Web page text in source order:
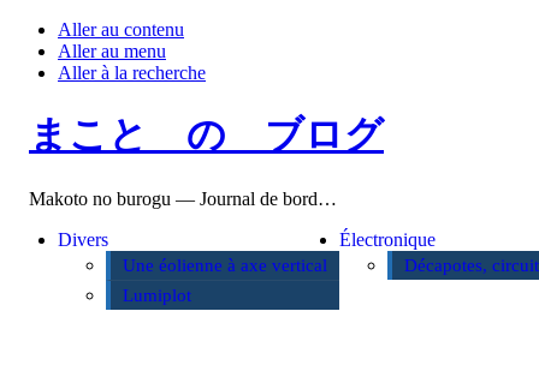
Aller au contenu
Aller au menu
Aller à la recherche
まこと の ブログ
Makoto no burogu — Journal de bord…
Divers
Une éolienne à axe vertical
Lumiplot
Électronique
Décapotes,